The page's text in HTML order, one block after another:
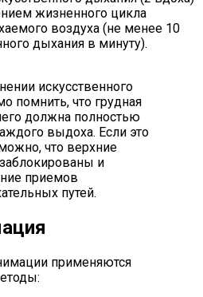
жизненного цикла
воздуха (не менее 10
дыхания в минуту).
искусственного
помнить, что грудная
должна полностью
выдоха. Если это
что верхние
и
приемов
путей.
применяются